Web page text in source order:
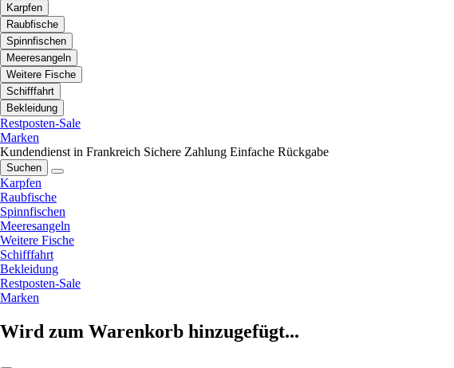
Karpfen
Raubfische
Spinnfischen
Meeresangeln
Weitere Fische
Schifffahrt
Bekleidung
Restposten-Sale
Marken
Kundendienst in Frankreich Sichere Zahlung Einfache Rückgabe
Suchen
Karpfen
Raubfische
Spinnfischen
Meeresangeln
Weitere Fische
Schifffahrt
Bekleidung
Restposten-Sale
Marken
Wird zum Warenkorb hinzugefügt...